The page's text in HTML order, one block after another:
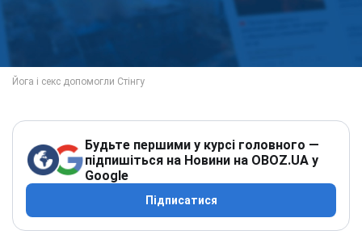
Будьте першими у курсі головного —
підпишіться на Новини на OBOZ.UA у
Google
Підписатися